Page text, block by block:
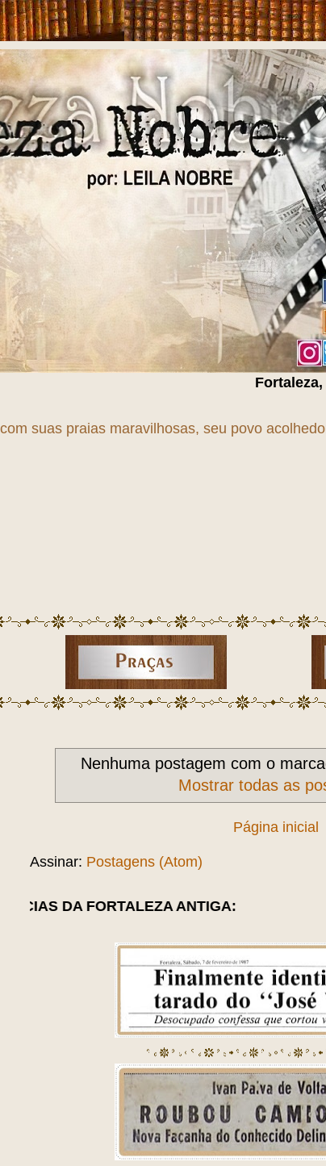
Fortaleza, uma cidade
suas praias maravilhosas, seu povo
Nenhuma postagem com o
Mostrar todas as
Página inicial
Assinar: Postagens (Atom)
ANTIGA: